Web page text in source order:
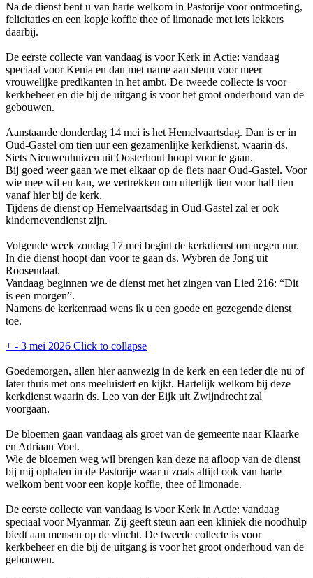
Na de dienst bent u van harte welkom in Pastorije voor ontmoeting,
felicitaties en een kopje koffie thee of limonade met iets lekkers
daarbij.
De eerste collecte van vandaag is voor Kerk in Actie: vandaag
speciaal voor Kenia en dan met name aan steun voor meer
vrouwelijke predikanten in het ambt. De tweede collecte is voor
kerkbeheer en die bij de uitgang is voor het groot onderhoud van de
gebouwen.
Aanstaande donderdag 14 mei is het Hemelvaartsdag. Dan is er in
Oud-Gastel om tien uur een gezamenlijke kerkdienst, waarin ds.
Siets Nieuwenhuizen uit Oosterhout hoopt voor te gaan.
Bij goed weer gaan we met elkaar op de fiets naar Oud-Gastel. Voor
wie mee wil en kan, we vertrekken om uiterlijk tien voor half tien
vanaf hier bij de kerk.
Tijdens de dienst op Hemelvaartsdag in Oud-Gastel zal er ook
kindernevendienst zijn.
Volgende week zondag 17 mei begint de kerkdienst om negen uur.
In die dienst hoopt dan voor te gaan ds. Wybren de Jong uit
Roosendaal.
Vandaag beginnen we de dienst met het zingen van Lied 216: “Dit
is een morgen”.
Namens de kerkenraad wens ik u een goede en gezegende dienst
toe.
+ - 3 mei 2026 Click to collapse
Goedemorgen, allen hier aanwezig in de kerk en een ieder die nu of
later thuis met ons meeluistert en kijkt. Hartelijk welkom bij deze
kerkdienst waarin ds. Leo van der Eijk uit Zwijndrecht zal
voorgaan.
De bloemen gaan vandaag als groet van de gemeente naar Klaarke
en Adriaan Voet.
Wie de bloemen weg wil brengen kan deze na afloop van de dienst
bij mij ophalen in de Pastorije waar u zoals altijd ook van harte
welkom bent voor een kopje koffie, thee of limonade.
De eerste collecte van vandaag is voor Kerk in Actie: vandaag
speciaal voor Myanmar. Zij geeft steun aan een kliniek die noodhulp
biedt aan mensen op de vlucht. De tweede collecte is voor
kerkbeheer en die bij de uitgang is voor het groot onderhoud van de
gebouwen.